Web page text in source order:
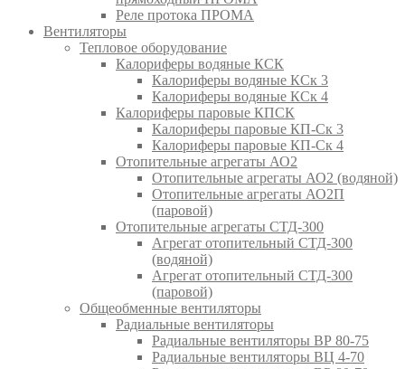
Реле протока ПРОМА
Вентиляторы
Тепловое оборудование
Калориферы водяные КСК
Калориферы водяные КСк 3
Калориферы водяные КСк 4
Калориферы паровые КПСК
Калориферы паровые КП-Ск 3
Калориферы паровые КП-Ск 4
Отопительные агрегаты АО2
Отопительные агрегаты АО2 (водяной)
Отопительные агрегаты АО2П
(паровой)
Отопительные агрегаты СТД-300
Агрегат отопительный СТД-300
(водяной)
Агрегат отопительный СТД-300
(паровой)
Общеобменные вентиляторы
Радиальные вентиляторы
Радиальные вентиляторы ВР 80-75
Радиальные вентиляторы ВЦ 4-70